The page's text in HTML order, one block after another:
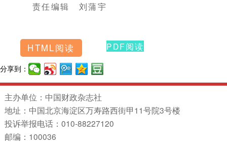
责任编辑 刘蒲宇
HTML阅读 PDF阅读
分享到：
主办单位：中国财政杂志社
地址：中国北京海淀区万寿路西街甲11号院3号楼
投诉举报电话：010-88227120
邮编：100036